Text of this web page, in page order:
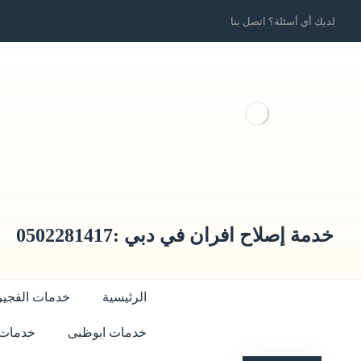
لديك أي أسئلة؟ اتصل بنا
الرئيسية خدمات
خدمات ابوظبى خدمات
خدمة إصلاح افران في دبي :0502281417